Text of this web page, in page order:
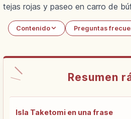
tejas rojas y paseo en carro de
Contenido Preguntas
Resumen
Isla Taketomi en una frase